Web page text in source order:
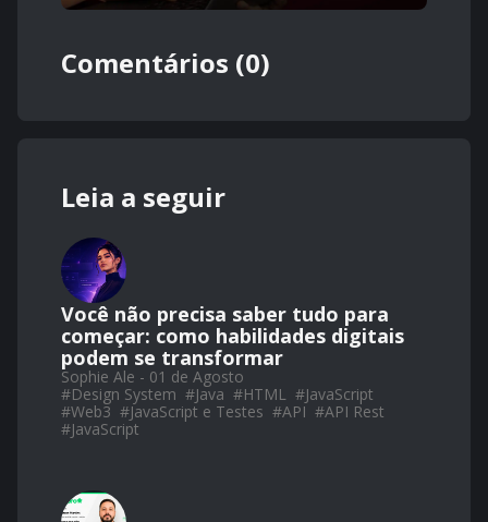
Comentários (0)
Leia a seguir
Você não precisa saber tudo para
começar: como habilidades digitais
podem se transformar
Sophie Ale - 01 de Agosto
#Design System #Java #HTML #JavaScript
#Web3 #JavaScript e Testes #API #API Rest
#JavaScript